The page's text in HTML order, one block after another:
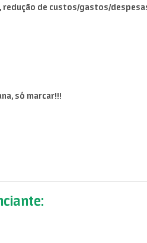
de custos/gastos/
só marcar!!!